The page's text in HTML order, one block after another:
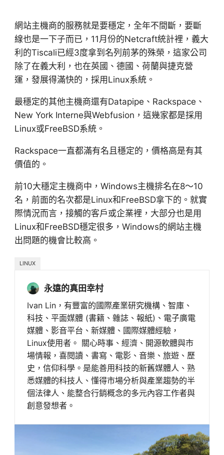
網站主機商的服務就是要穩定，全年不間斷，要斷
線也是一下子而已，11月份的Netcraft統計裡，義大
利的Tiscali已經3度拿到名列前茅的殊榮，這家公司
除了在義大利，也在英國、德國、荷蘭與捷克營
運，發展得滿快的，採用Linux系統。
最穩定的其他主機商還有Datapipe、Rackspace、
New York Interne與Webfusion，這幾家都是採用
Linux或FreeBSD系統。
Rackspace一直都滿有名且穩定的，價格高是有其
價值的。
前10大穩定主機商中，Windows主機排名在8～10
名，前面的名次都是Linux和FreeBSD拿下的。就實
際情況而言，接觸的客戶或企業裡，大部分也是用
Linux和FreeBSD穩定很多，Windows的網站主機
出問題的機會比較高。
LINUX
永遠的真田幸村
Ivan Lin，有豐富的國際產業研究機構、智庫、
科技、平面媒體 (書籍、雜誌、報紙)、電子廣電
媒體、影音平台、新媒體、國際媒體經驗，
Linux使用者。 關心時事、經濟、開源軟體與市
場情報，喜閱讀、書寫、電影、音樂、旅遊、歷
史，信仰科學。是能善用科技的新舊媒體人、熟
悉媒體的科技人、懂得市場分析與產業趨勢的半
個法律人、能整合行銷概念的多元內容工作者與
創意發想者。